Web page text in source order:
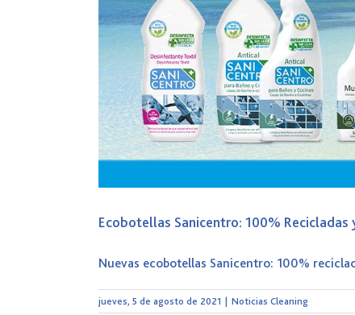
Ecobotellas Sanicentro: 100% Recicladas
Nuevas ecobotellas Sanicentro: 100%
jueves, 5 de agosto de 2021 Noticias Cleaning